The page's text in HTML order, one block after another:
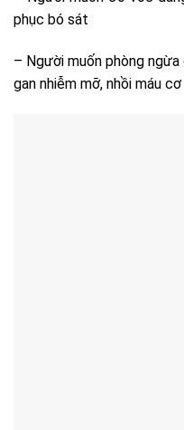
phục bó sát
– Người muốn phòng
gan nhiễm mỡ, nhồi máu